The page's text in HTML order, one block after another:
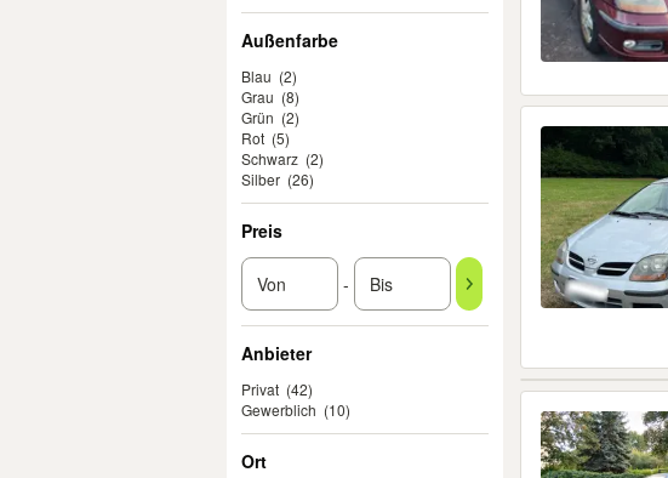
Außenfarbe
Blau (2)
Grau (8)
Grün (2)
Rot (5)
Schwarz (2)
Silber (26)
Preis
-
Anbieter
Privat (42)
Gewerblich (10)
Ort